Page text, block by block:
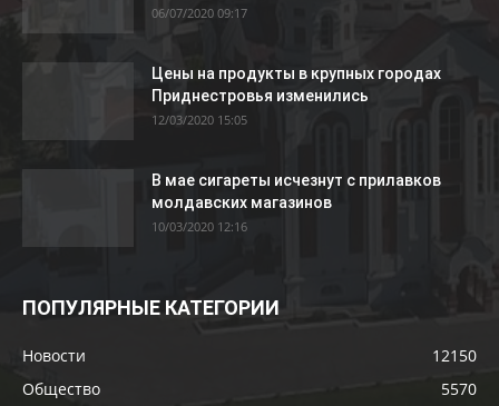
06/07/2020 09:17
Цены на продукты в крупных городах
Приднестровья изменились
12/03/2020 15:05
В мае сигареты исчезнут с прилавков
молдавских магазинов
10/03/2020 12:16
ПОПУЛЯРНЫЕ КАТЕГОРИИ
Новости
12150
Общество
5570